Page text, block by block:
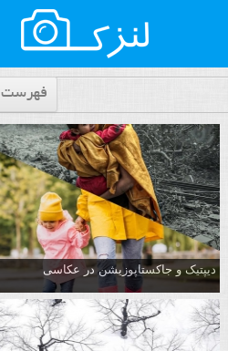
فهرست
دیپتیک و جاکستا‌پوزیشن در عکاسی